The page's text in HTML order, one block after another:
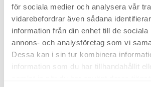
för sociala medier och analysera vår
vidarebefordrar även sådana
information från din enhet till de sociala
annons- och analysföretag som vi
Dessa kan i sin tur kombinera
information som du har tillhandahållit
Den digitala utvecklingen går
allt viktigare för ditt företag att ha
innehållsstrategi att utgå ifrån, som
applicera på olika kanaler.